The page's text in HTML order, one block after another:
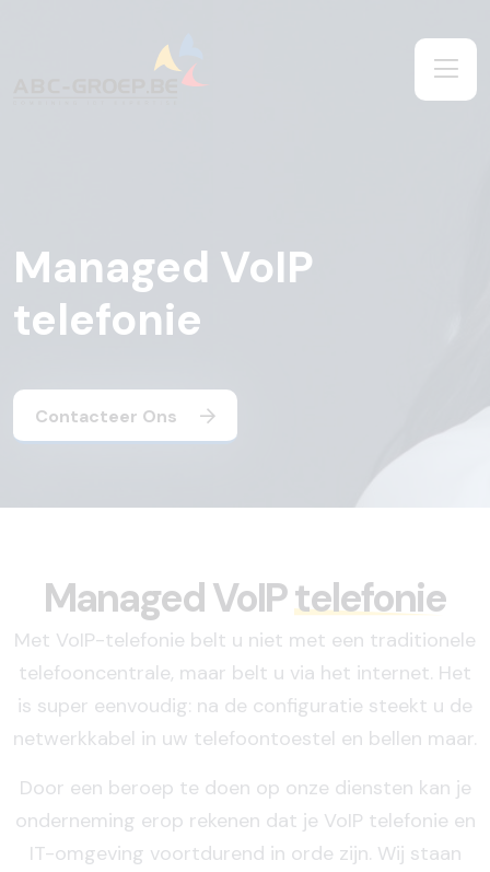
Managed VoIP
telefonie
Contacteer Ons
Managed VoIPtelefonie
Met VoIP-telefonie belt u niet met een traditionele
telefooncentrale, maar belt u via het internet. Het
is super eenvoudig: na de configuratie steekt u de
netwerkkabel in uw telefoontoestel en bellen maar.
Door een beroep te doen op onze diensten kan je
onderneming erop rekenen dat je VoIP telefonie en
IT-omgeving voortdurend in orde zijn. Wij staan